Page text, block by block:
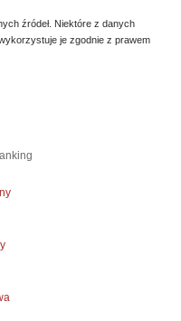
źródeł. Niektóre z danych
je zgodnie z prawem